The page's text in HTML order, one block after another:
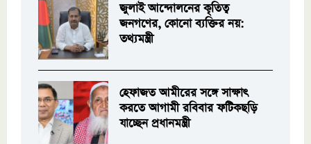
জুলাই আন্দোলনের কৃতিত্ব
জনগণের, কোনো ব্যক্তির নয়:
তথ্যমন্ত্রী
হেফাজত আমীরের সঙ্গে সাক্ষাৎ
করতে আগামী রবিবার ফটিকছড়ি
যাচ্ছেন প্রধানমন্ত্রী